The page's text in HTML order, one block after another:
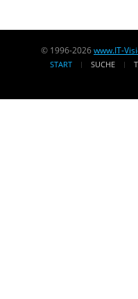
© 1996-2026www.IT-
START SUCHE